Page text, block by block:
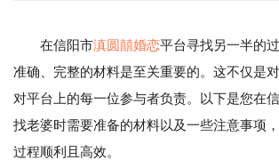
在信阳市滇圆囍婚恋平台寻找另一半的
准确、完整的材料是至关重要的。这不仅是
对平台上的每一位参与者负责。以下是您在
找老婆时需要准备的材料以及一些注意事项
过程顺利且高效。